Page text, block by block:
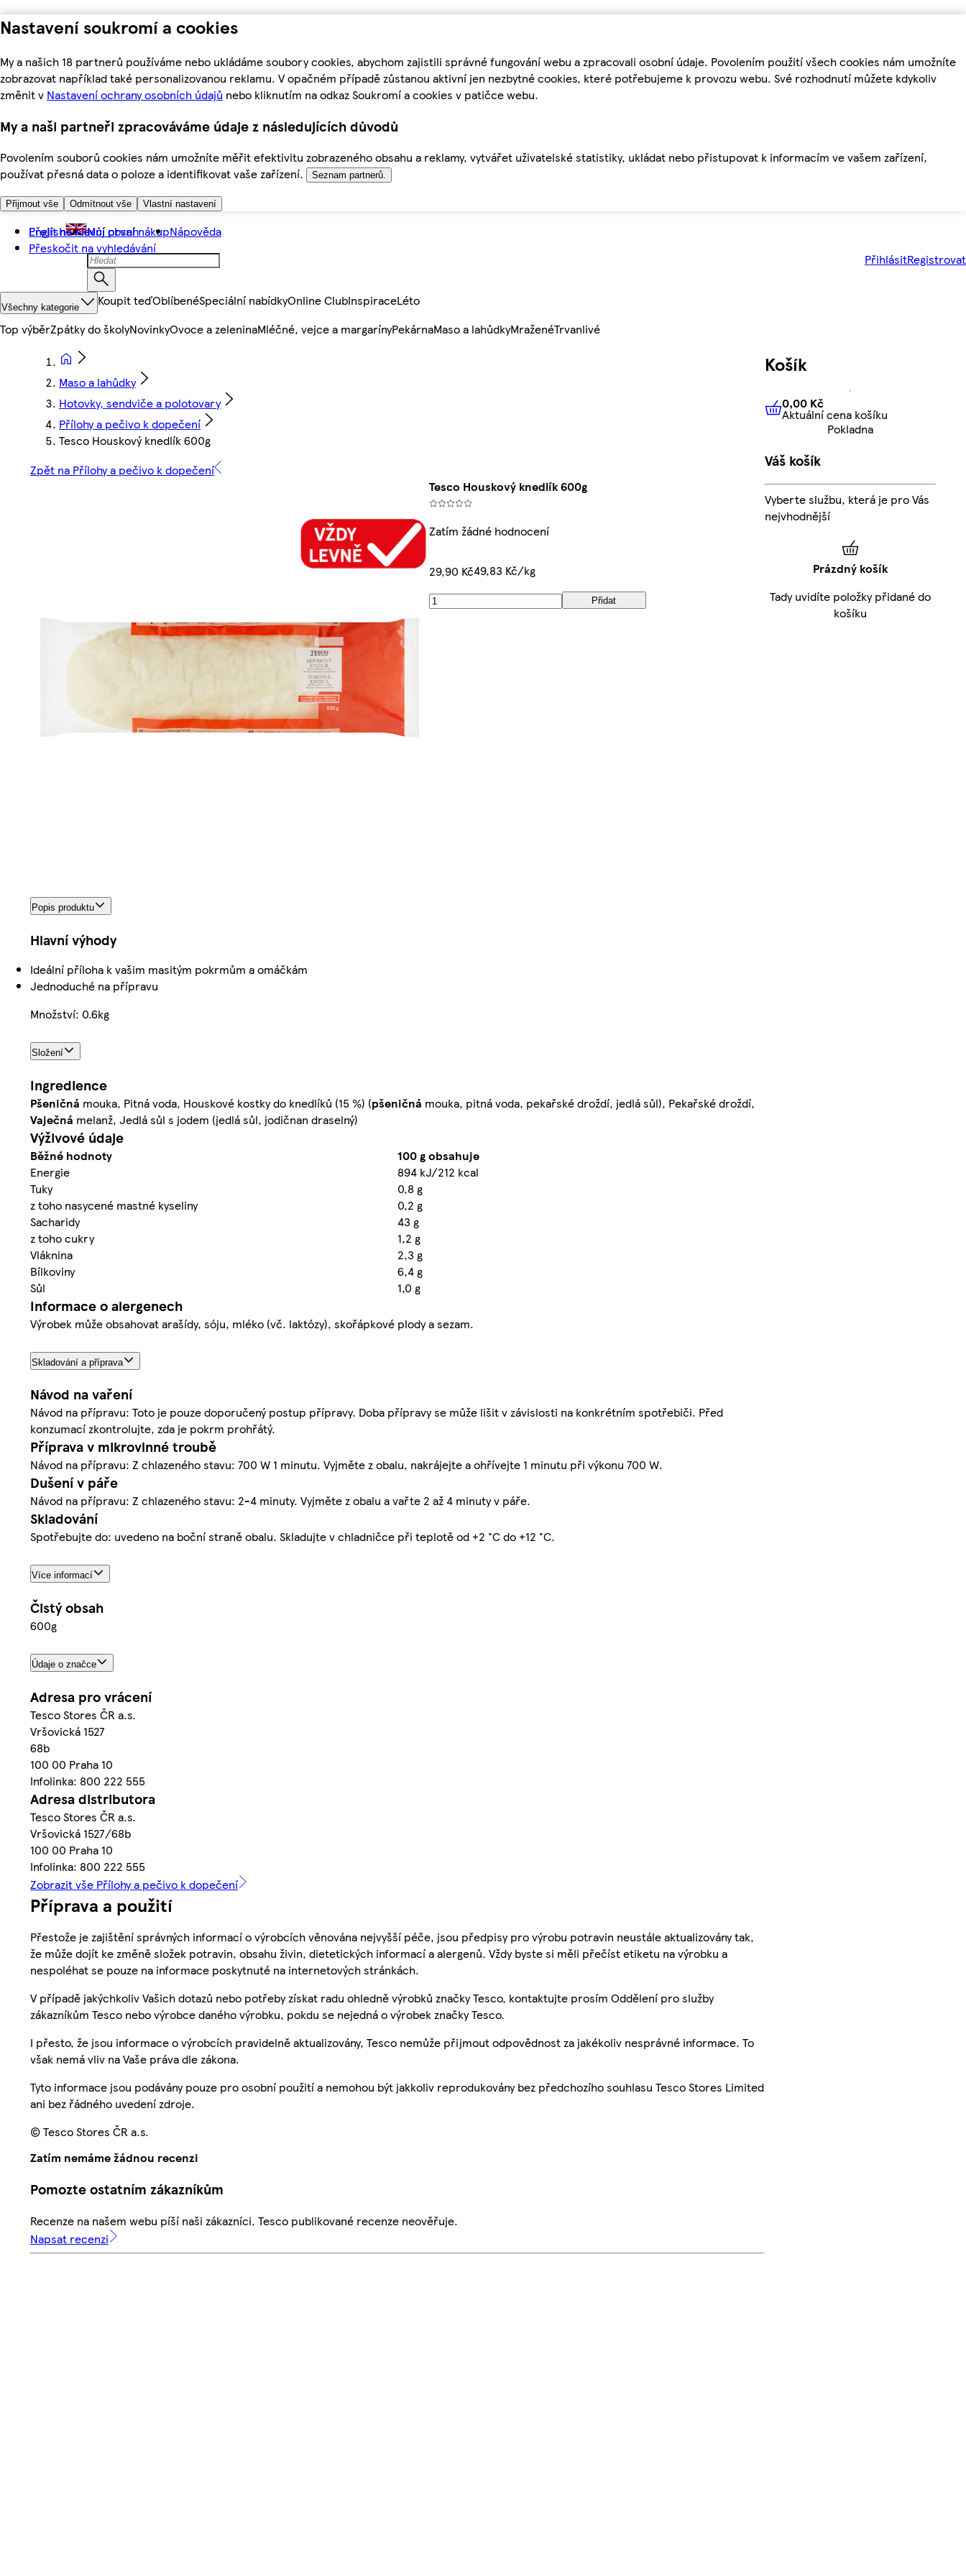
Nastavení soukromí a cookies
My a našich 18 partnerů používáme nebo ukládáme soubory cookies, abychom zajistili správné fungování webu a zpracovali osobní údaje. Povolením použití všech cookies nám umožníte
zobrazovat například také personalizovanou reklamu. V opačném případě zůstanou aktivní jen nezbytné cookies, které potřebujeme k provozu webu. Své rozhodnutí můžete kdykoliv
změnit v Nastavení ochrany osobních údajů nebo kliknutím na odkaz Soukromí a cookies v patičce webu.
My a naši partneři zpracováváme údaje z následujících důvodů
Povolením souborů cookies nám umožníte měřit efektivitu zobrazeného obsahu a reklamy, vytvářet uživatelské statistiky, ukládat nebo přistupovat k informacím ve vašem zařízení,
používat přesná data o poloze a identifikovat vaše zařízení.
Seznam partnerů.
Přijmout vše Odmítnout vše Vlastní nastavení
Přejít na hlavní obsah
Přeskočit na vyhledávání
English Můj první nákupNápověda
PřihlásitRegistrovat
Všechny kategorie Koupit teďOblíbenéSpeciální nabídkyOnline ClubInspiraceLéto
Top výběrZpátky do školyNovinkyOvoce a zeleninaMléčné, vejce a margarínyPekárnaMaso a lahůdkyMraženéTrvanlivé
Maso a lahůdky
Hotovky, sendviče a polotovary
Přílohy a pečivo k dopečení
Tesco Houskový knedlík 600g
Zpět na Přílohy a pečivo k dopečení
Tesco Houskový knedlík 600g
Zatím žádné hodnocení
29,90 Kč49,83 Kč/kg
Přidat
Popis produktu
Hlavní výhody
Ideální příloha k vašim masitým pokrmům a omáčkám
Jednoduché na přípravu
Množství: 0.6kg
Složení
Ingredience
Pšeničná mouka, Pitná voda, Houskové kostky do knedlíků (15 %) (pšeničná mouka, pitná voda, pekařské droždí, jedlá sůl), Pekařské droždí,
Vaječná melanž, Jedlá sůl s jodem (jedlá sůl, jodičnan draselný)
Výživové údaje
Běžné hodnoty
100 g obsahuje
Energie
894 kJ/212 kcal
Tuky
0,8 g
z toho nasycené mastné kyseliny
0,2 g
Sacharidy
43 g
z toho cukry
1,2 g
Vláknina
2,3 g
Bílkoviny
6,4 g
Sůl
1,0 g
Informace o alergenech
Výrobek může obsahovat arašídy, sóju, mléko (vč. laktózy), skořápkové plody a sezam.
Skladování a příprava
Návod na vaření
Návod na přípravu: Toto je pouze doporučený postup přípravy. Doba přípravy se může lišit v závislosti na konkrétním spotřebiči. Před
konzumací zkontrolujte, zda je pokrm prohřátý.
Příprava v mikrovlnné troubě
Návod na přípravu: Z chlazeného stavu: 700 W 1 minutu. Vyjměte z obalu, nakrájejte a ohřívejte 1 minutu při výkonu 700 W.
Dušení v páře
Návod na přípravu: Z chlazeného stavu: 2-4 minuty. Vyjměte z obalu a vařte 2 až 4 minuty v páře.
Skladování
Spotřebujte do: uvedeno na boční straně obalu. Skladujte v chladničce při teplotě od +2 °C do +12 °C.
Více informací
Čistý obsah
600g
Údaje o značce
Adresa pro vrácení
Tesco Stores ČR a.s.
Vršovická 1527
68b
100 00 Praha 10
Infolinka: 800 222 555
Adresa distributora
Tesco Stores ČR a.s.
Vršovická 1527/68b
100 00 Praha 10
Infolinka: 800 222 555
Zobrazit vše Přílohy a pečivo k dopečení
Příprava a použití
Přestože je zajištění správných informací o výrobcích věnována nejvyšší péče, jsou předpisy pro výrobu potravin neustále aktualizovány tak,
že může dojít ke změně složek potravin, obsahu živin, dietetických informací a alergenů. Vždy byste si měli přečíst etiketu na výrobku a
nespoléhat se pouze na informace poskytnuté na internetových stránkách.
V případě jakýchkoliv Vašich dotazů nebo potřeby získat radu ohledně výrobků značky Tesco, kontaktujte prosím Oddělení pro služby
zákazníkům Tesco nebo výrobce daného výrobku, pokdu se nejedná o výrobek značky Tesco.
I přesto, že jsou informace o výrobcích pravidelně aktualizovány, Tesco nemůže přijmout odpovědnost za jakékoliv nesprávné informace. To
však nemá vliv na Vaše práva dle zákona.
Tyto informace jsou podávány pouze pro osobní použití a nemohou být jakkoliv reprodukovány bez předchozího souhlasu Tesco Stores Limited
ani bez řádného uvedení zdroje.
© Tesco Stores ČR a.s.
Zatím nemáme žádnou recenzi
Pomozte ostatním zákazníkům
Recenze na našem webu píší naši zákazníci. Tesco publikované recenze neověřuje.
Napsat recenzi
Košík
0,00 KčAktuální cena košíku
0,00 Kč
Aktuální cena košíku
Pokladna
Váš košík
Vyberte službu, která je pro Vás
nejvhodnější
Prázdný košík
Tady uvidíte položky přidané do
košíku